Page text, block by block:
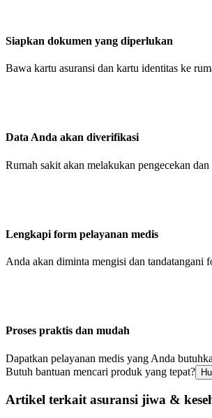
Siapkan dokumen yang diperlukan
Bawa kartu asuransi dan kartu identitas ke
Data Anda akan diverifikasi
Rumah sakit akan melakukan pengecekan
Lengkapi form pelayanan medis
Anda akan diminta mengisi dan tandatangani
Proses praktis dan mudah
Dapatkan pelayanan medis yang Anda
Butuh bantuan mencari produk yang tepat?
Artikel terkait asuransi jiwa &